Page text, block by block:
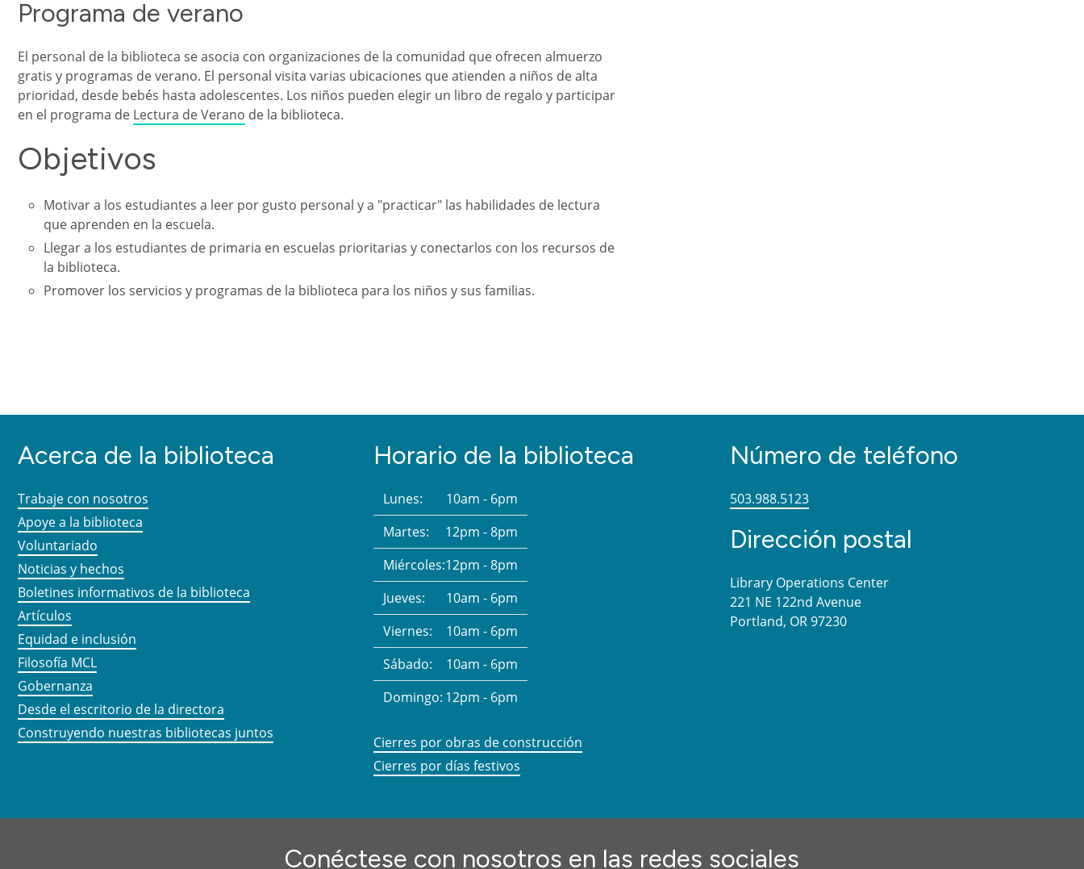
Programa de verano
El personal de la biblioteca se asocia con organizaciones de la comunidad que ofrecen almuerzo
gratis y programas de verano. El personal visita varias ubicaciones que atienden a niños de alta
prioridad, desde bebés hasta adolescentes. Los niños pueden elegir un libro de regalo y participar
en el programa de Lectura de Verano de la biblioteca.
Objetivos
Motivar a los estudiantes a leer por gusto personal y a "practicar" las habilidades de lectura
que aprenden en la escuela.
Llegar a los estudiantes de primaria en escuelas prioritarias y conectarlos con los recursos de
la biblioteca.
Promover los servicios y programas de la biblioteca para los niños y sus familias.
Acerca de la biblioteca
Trabaje con nosotros
Apoye a la biblioteca
Voluntariado
Noticias y hechos
Boletines informativos de la biblioteca
Artículos
Equidad e inclusión
Filosofía MCL
Gobernanza
Desde el escritorio de la directora
Construyendo nuestras bibliotecas juntos
Horario de la biblioteca
Lunes:
10am - 6pm
Martes:
12pm - 8pm
Miércoles:12pm - 8pm
Jueves:
10am - 6pm
Viernes:
10am - 6pm
Sábado:
10am - 6pm
Domingo: 12pm - 6pm
Cierres por obras de construcción
Cierres por días festivos
Número de teléfono
503.988.5123
Dirección postal
Library Operations Center
221 NE 122nd Avenue
Portland, OR 97230
Conéctese con nosotros en las redes sociales